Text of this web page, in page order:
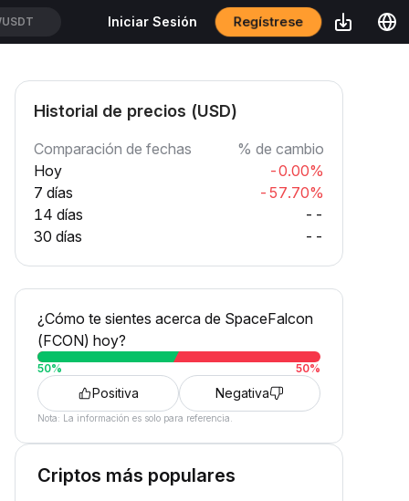
Iniciar Sesión Regístrese
Historial de precios (USD)
Comparación de fechas
% de cambio
Hoy
-0.00%
7 días
-57.70%
14 días
--
30 días
--
¿Cómo te sientes acerca de SpaceFalcon
(FCON) hoy?
50% 50%
Positiva Negativa
Nota: La información es solo para referencia.
Criptos más populares